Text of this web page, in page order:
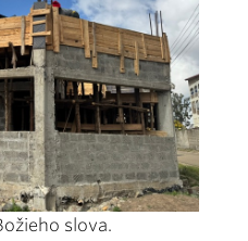
slova.